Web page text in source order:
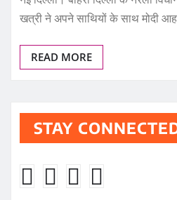
खत्री ने अपने साथियों के साथ मोदी
READ MORE
STAY